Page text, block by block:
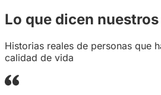
Lo que dicen nuestros
Historias reales de personas que
calidad de vida